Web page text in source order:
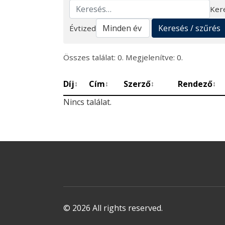
Keresés
Évtized
Keresés / szűrés
Összes találat: 0. Megjelenítve: 0.
Díj↕ Cím↕ Szerző↕ Rendező↕
Nincs találat.
© 2026 All rights reserved.